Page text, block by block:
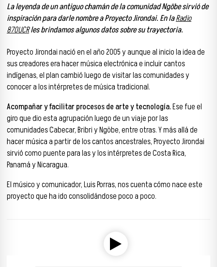
La leyenda de un antiguo chamán de la comunidad Ngöbe sirvió de
inspiración para darle nombre a Proyecto Jirondai. En laRadio
870UCRles brindamos algunos datos sobre su trayectoria.
Proyecto Jirondai nació en el año 2005 y aunque al inicio la idea de
sus creadores era hacer música electrónica e incluir cantos
indígenas, el plan cambió luego de visitar las comunidades y
conocer a los intérpretes de música tradicional.
Acompañar y facilitar procesos de arte y tecnología.Ese fue el
giro que dio esta agrupación luego de un viaje por las
comunidades Cabecar, Bribri y Ngöbe, entre otras. Y más allá de
hacer música a partir de los cantos ancestrales, Proyecto Jirondai
sirvió como puente para las y los intérpretes de Costa Rica,
Panamá y Nicaragua.
El músico y comunicador, Luis Porras, nos cuenta cómo nace este
proyecto que ha ido consolidándose poco a poco.